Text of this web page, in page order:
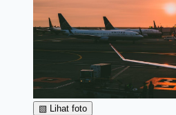
▧ Lihat foto